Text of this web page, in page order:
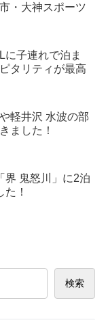
・大神スポーツ
に子連れで泊ま
タリティが最高
軽井沢 水波の部
ました！
界 鬼怒川」に2泊
！
検索